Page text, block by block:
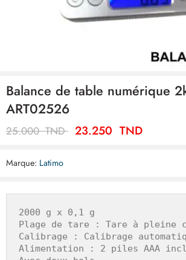
Balance de table numérique
ART02526
25.000TND 23.250 TND
Marque: Latimo
2000 g x 0,1 g
Plage de tare : Tare à pleine
Calibrage : Calibrage
Alimentation : 2 piles AAA